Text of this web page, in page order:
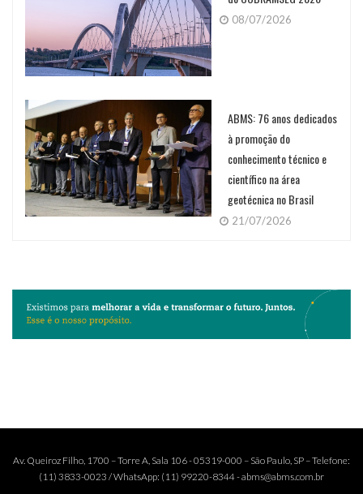
08/07/2026
ABMS: 76 anos dedicados
à promoção do
conhecimento técnico e
científico na área
geotécnica no Brasil
21/07/2026
Av. Queiroz Filho, 1700 – Torre A, Sala 106 - 05319-000 – São Paulo, SP – Telefone:
(11) 3833-0023 / WhatsApp: (11) 99220-8344 - abms@abms.com.br